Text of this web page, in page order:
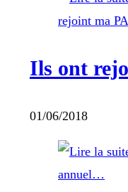
Ils ont
01/06/2018